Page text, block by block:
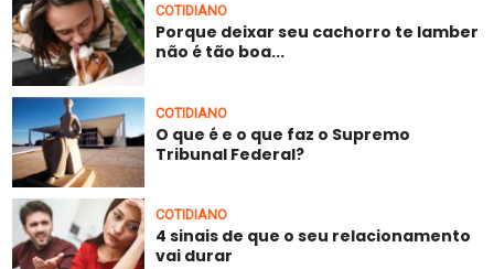
COTIDIANO
Porque deixar seu cachorro te lamber
não é tão boa...
COTIDIANO
O que é e o que faz o Supremo
Tribunal Federal?
COTIDIANO
4 sinais de que o seu relacionamento
vai durar